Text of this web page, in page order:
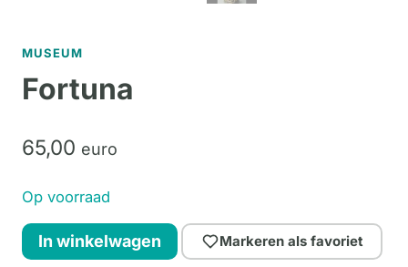
MUSEUM
Fortuna
65,00 euro
Op voorraad
Fortuna
aantal
In winkelwagen Markeren als favoriet